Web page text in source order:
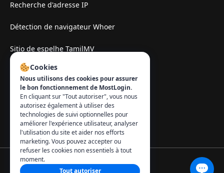
Recherche d'adresse IP
Détection de navigateur Whoer
Sitio de espelhe TamilMV
Contact
info@mostlogin.com
Cookies
Nous utilisons des cookies pour assurer
le bon fonctionnement de MostLogin.
En cliquant sur "Tout autoriser", vous nous
autorisez également à utiliser des
technologies de suivi optionnelles pour
améliorer l'expérience utilisateur, analyser
l'utilisation du site et aider nos efforts
marketing. Vous pouvez accepter ou
refuser les cookies non essentiels à tout
moment.
Tout autoriser